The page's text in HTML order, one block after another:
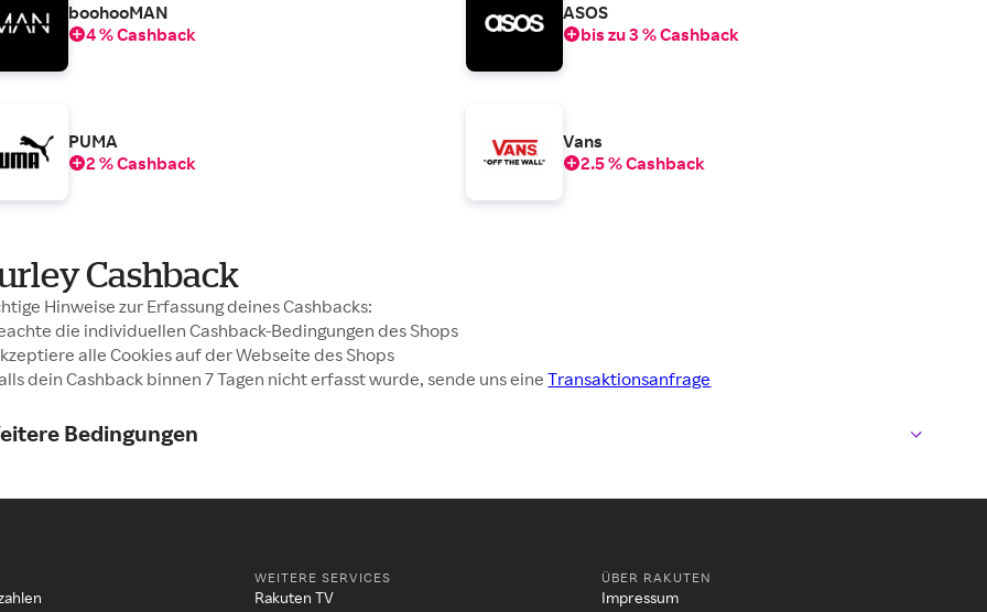
boohooMAN
4 % Cashback
ASOS
bis zu 3 % Cashback
PUMA
2 % Cashback
Vans
2.5 % Cashback
Cashback
Hinweise zur Erfassung deines Cashbacks:
die individuellen Cashback-Bedingungen des Shops
alle Cookies auf der Webseite des Shops
dein Cashback binnen 7 Tagen nicht erfasst wurde, sende uns eineTransaktionsanfrage
Bedingungen
WEITERE SERVICES
Rakuten TV
ÜBER RAKUTEN
Impressum